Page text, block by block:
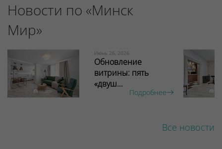
Новости по «Минск
Мир»
Июнь 26, 2026
Обновление
витрины: пять
«двуш...
Подробнее
Все новости